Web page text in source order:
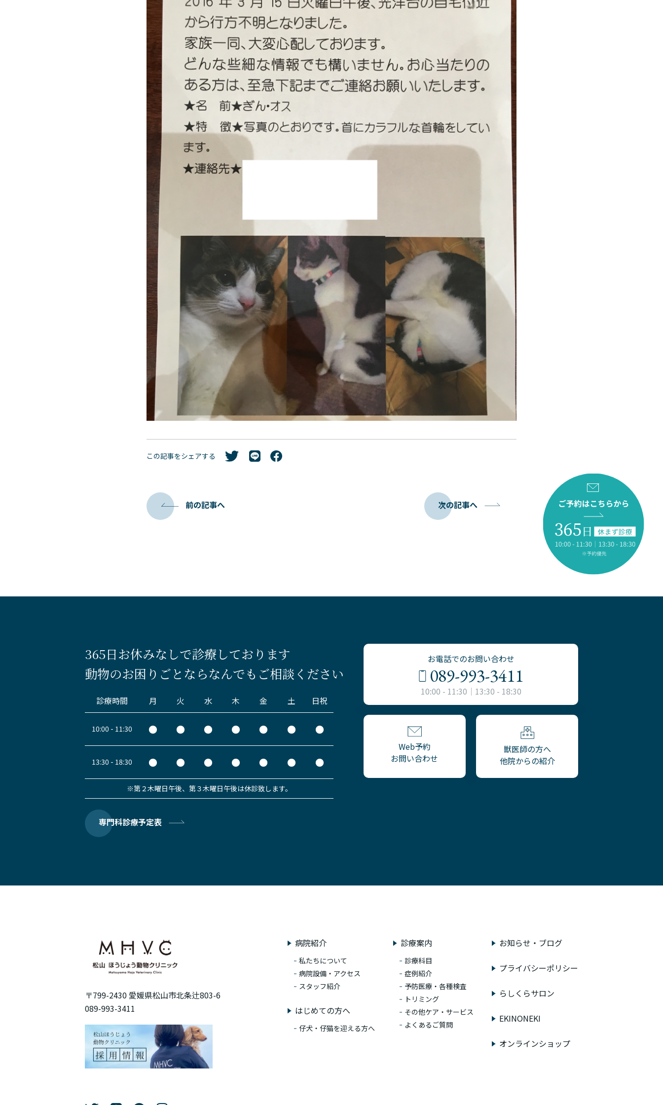
この記事をシェアする
前の記事へ 次の記事へ
365日お休みなしで診療しております
動物のお困りごとならなんでもご相談ください
診療時間 月 火 水 木 金 土 日祝
10:00 - 11:30 ● ● ● ● ● ● ●
13:30 - 18:30 ● ● ● ● ● ● ●
※第２木曜日午後、第３木曜日午後は休診致します。
専門科診療予定表
お電話でのお問い合わせ
089-993-3411
10:00 - 11:30｜13:30 - 18:30
Web予約
お問い合わせ
獣医師の方へ
他院からの紹介
〒799-2430 愛媛県松山市北条辻803-6
089-993-3411
病院紹介
私たちについて
病院設備・アクセス
スタッフ紹介
はじめての方へ
仔犬・仔猫を迎える方へ
診療案内
診療科目
症例紹介
予防医療・各種検査
トリミング
その他ケア・サービス
よくあるご質問
お知らせ・ブログ
プライバシーポリシー
らしくらサロン
EKINONEKI
オンラインショップ